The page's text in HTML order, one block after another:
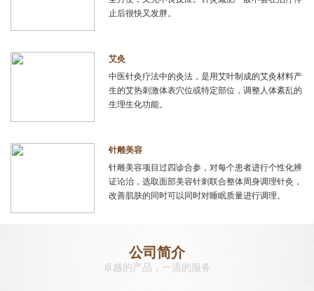
止后很快又发胖。
艾灸
中医针灸疗法中的灸法，是用艾叶制成的艾灸材料产
生的艾热刺激体表穴位或特定部位，调整人体紊乱的
生理生化功能。
针雕美容
针雕美容项目过四诊合参，对每个患者进行个性化辨
证论治，选取面部美容针刺联合整体周身调理针灸，
改善肌肤的同时可以同时对睡眠质量进行调理。
公司简介
卓越的产品，一流的服务